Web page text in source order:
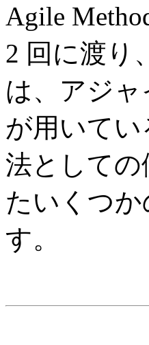
Agile
2 回に渡り
は、アジ
が用いて
法として
たいくつ
す。